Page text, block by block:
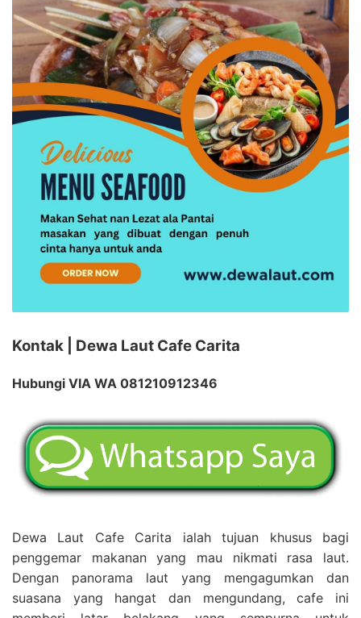
Kontak | Dewa Laut Cafe Carita
Hubungi VIA WA 081210912346
Dewa Laut Cafe Carita ialah tujuan khusus bagi
penggemar makanan yang mau nikmati rasa laut.
Dengan panorama laut yang mengagumkan dan
suasana yang hangat dan mengundang, cafe ini